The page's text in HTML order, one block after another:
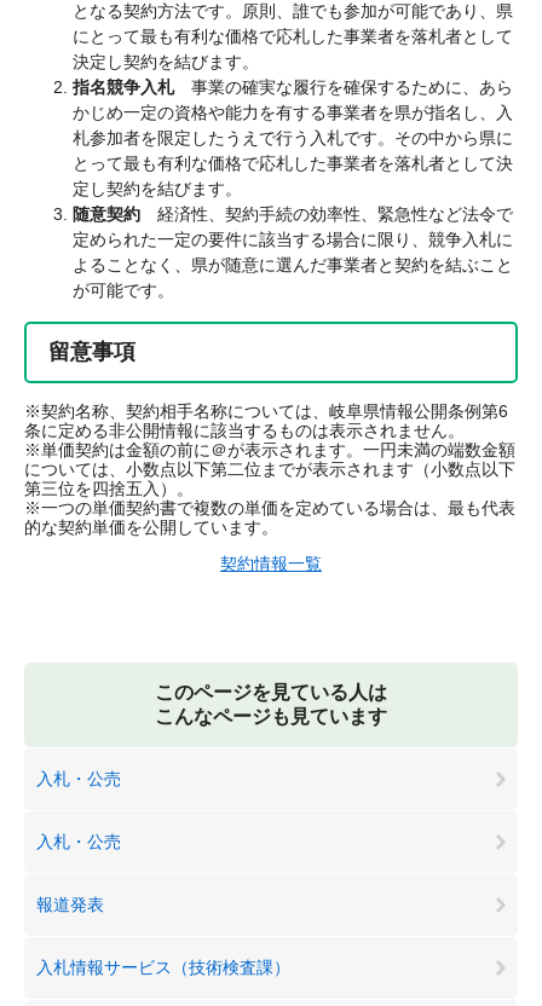
となる契約方法です。原則、誰でも参加が可能であり、県
にとって最も有利な価格で応札した事業者を落札者として
決定し契約を結びます。
指名競争入札 事業の確実な履行を確保するために、あら
かじめ一定の資格や能力を有する事業者を県が指名し、入
札参加者を限定したうえで行う入札です。その中から県に
とって最も有利な価格で応札した事業者を落札者として決
定し契約を結びます。
随意契約 経済性、契約手続の効率性、緊急性など法令で
定められた一定の要件に該当する場合に限り、競争入札に
よることなく、県が随意に選んだ事業者と契約を結ぶこと
が可能です。
留意事項
※契約名称、契約相手名称については、岐阜県情報公開条例第6
条に定める非公開情報に該当するものは表示されません。
※単価契約は金額の前に＠が表示されます。一円未満の端数金額
については、小数点以下第二位までが表示されます（小数点以下
第三位を四捨五入）。
※一つの単価契約書で複数の単価を定めている場合は、最も代表
的な契約単価を公開しています。
契約情報一覧​
このページを見ている人は
こんなページも見ています
入札・公売
入札・公売
報道発表
入札情報サービス（技術検査課）